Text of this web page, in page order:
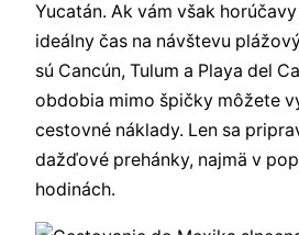
Yucatán. Ak vám však
ideálny čas na návštevu
sú Cancún, Tulum a Playa del
obdobia mimo špičky môžete
cestovné náklady. Len sa
dažďové prehánky, najmä v
hodinách.